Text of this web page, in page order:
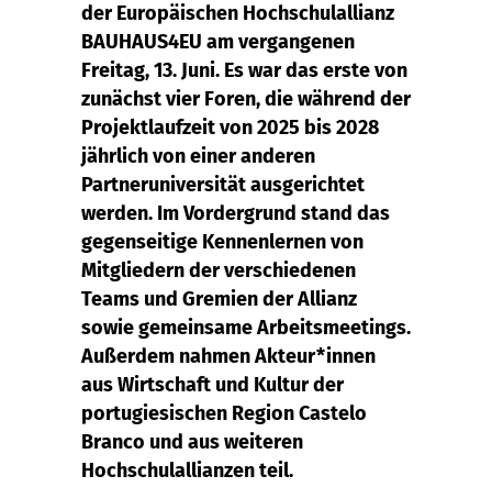
der Europäischen Hochschulallianz
BAUHAUS4EU am vergangenen
Freitag, 13. Juni. Es war das erste von
zunächst vier Foren, die während der
Projektlaufzeit von 2025 bis 2028
jährlich von einer anderen
Partneruniversität ausgerichtet
werden. Im Vordergrund stand das
gegenseitige Kennenlernen von
Mitgliedern der verschiedenen
Teams und Gremien der Allianz
sowie gemeinsame Arbeitsmeetings.
Außerdem nahmen Akteur*innen
aus Wirtschaft und Kultur der
portugiesischen Region Castelo
Branco und aus weiteren
Hochschulallianzen teil.